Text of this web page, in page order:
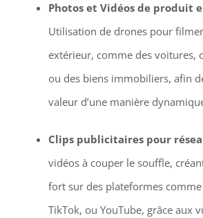
Photos et Vidéos de produit
Utilisation de drones pour
extérieur, comme des voitures,
ou des biens immobiliers, afin
valeur d’une manière
Clips publicitaires pour
vidéos à couper le souffle,
fort sur des plateformes
TikTok, ou YouTube, grâce aux